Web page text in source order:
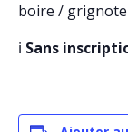
boire /
ℹ️ Sans